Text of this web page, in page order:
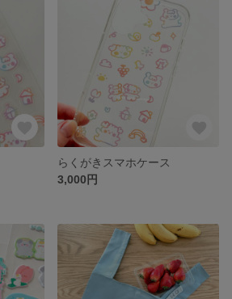
らくがきスマホケース
3,000円